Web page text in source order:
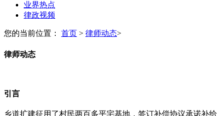
业界热点
律政视频
您的当前位置： 首页 > 律师动态>
律师动态
引言
乡道扩建征用了村民两百多平宅基地，签订补偿协议承诺补给